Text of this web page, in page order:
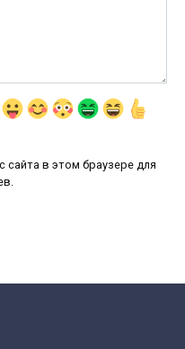
сайта в этом браузере для